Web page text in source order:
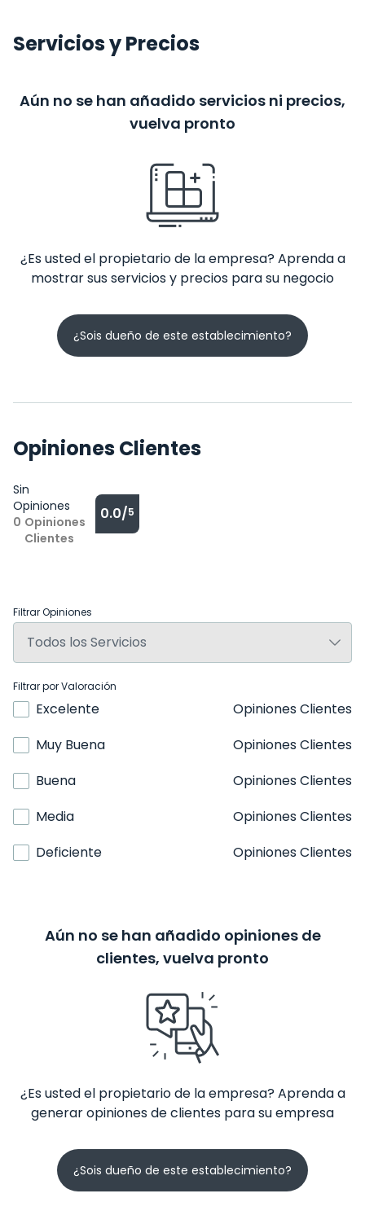
Servicios y Precios
Aún no se han añadido servicios ni precios,
vuelva pronto
¿Es usted el propietario de la empresa? Aprenda a
mostrar sus servicios y precios para su negocio
¿Sois dueño de este establecimiento?
Opiniones Clientes
Sin
Opiniones
0 Opiniones
Clientes
0.0/5
Filtrar Opiniones
Filtrar por Valoración
Excelente
Opiniones Clientes
Muy Buena
Opiniones Clientes
Buena
Opiniones Clientes
Media
Opiniones Clientes
Deficiente
Opiniones Clientes
Aún no se han añadido opiniones de
clientes, vuelva pronto
¿Es usted el propietario de la empresa? Aprenda a
generar opiniones de clientes para su empresa
¿Sois dueño de este establecimiento?